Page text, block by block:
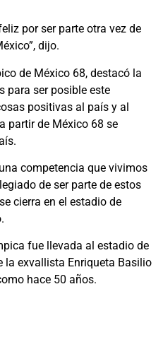
por ser parte otra vez de
dijo.
de México 68, destacó la
para ser posible este
positivas al país y al
partir de México 68 se
competencia que vivimos
de ser parte de estos
cierra en el estadio de
fue llevada al estadio de
la exvallista Enriqueta Basilio
hace 50 años.